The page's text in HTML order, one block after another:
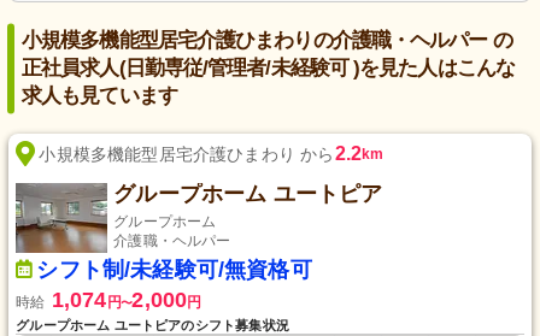
小規模多機能型居宅介護ひまわりの介護職・ヘルパー の
正社員求人(日勤専従/管理者/未経験可 )を見た人はこんな
求人も見ています
小規模多機能型居宅介護ひまわり から2.2km
グループホーム ユートピア
グループホーム
介護職・ヘルパー
シフト制/未経験可/無資格可
時給 1,074 円〜2,000円
グループホーム ユートピアのシフト募集状況